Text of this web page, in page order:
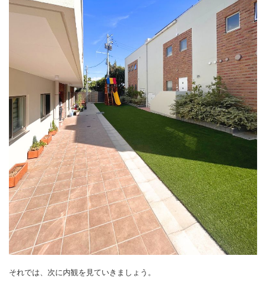
それでは、次に内観を見ていきましょう。